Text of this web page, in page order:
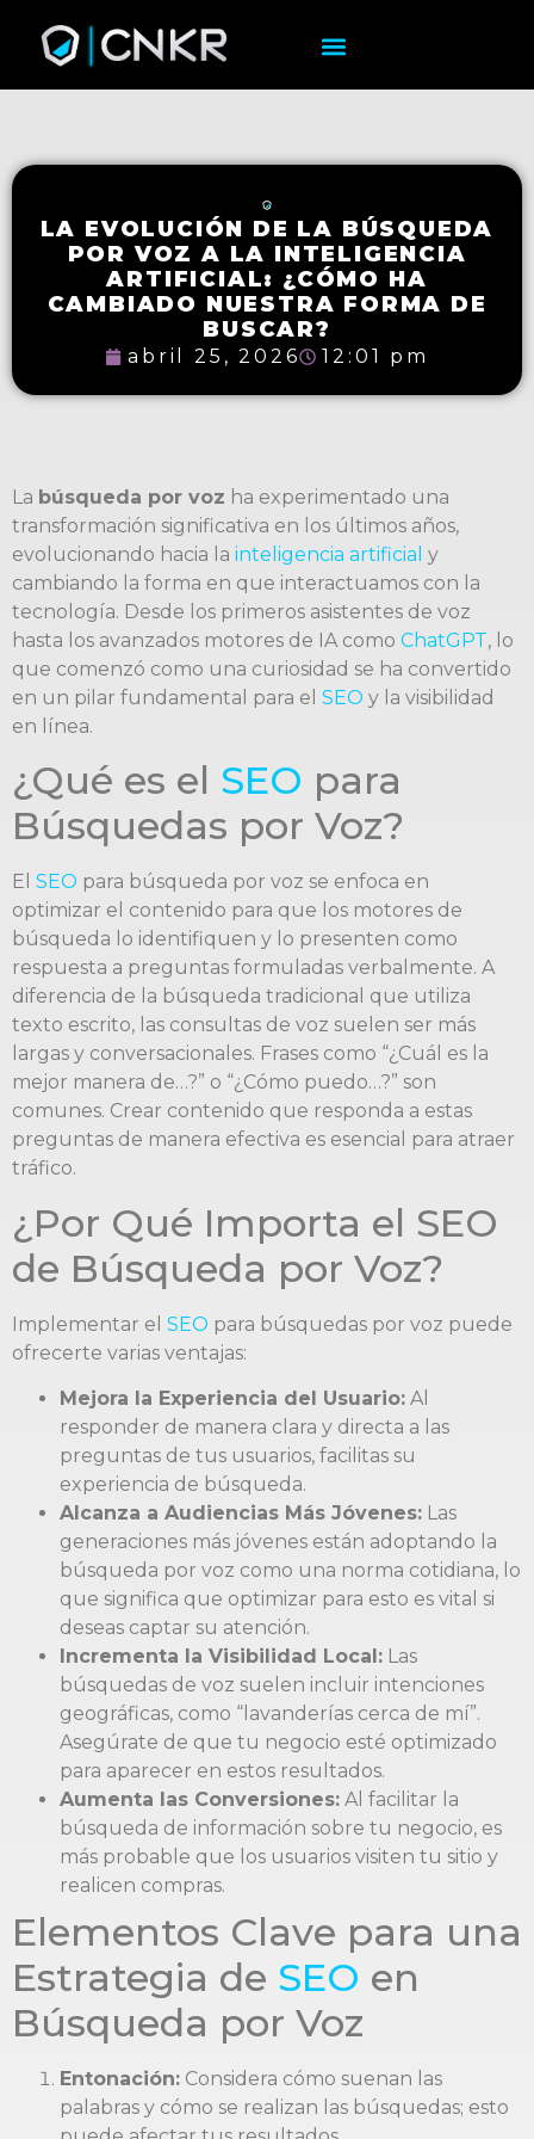
LA EVOLUCIÓN DE LA BÚSQUEDA
POR VOZ A LA INTELIGENCIA
ARTIFICIAL: ¿CÓMO HA
CAMBIADO NUESTRA FORMA DE
BUSCAR?
abril 25, 2026 12:01 pm
La búsqueda por voz ha experimentado una
transformación significativa en los últimos años,
evolucionando hacia la inteligencia artificial y
cambiando la forma en que interactuamos con la
tecnología. Desde los primeros asistentes de voz
hasta los avanzados motores de IA como ChatGPT, lo
que comenzó como una curiosidad se ha convertido
en un pilar fundamental para el SEO y la visibilidad
en línea.
¿Qué es el SEO para
Búsquedas por Voz?
El SEO para búsqueda por voz se enfoca en
optimizar el contenido para que los motores de
búsqueda lo identifiquen y lo presenten como
respuesta a preguntas formuladas verbalmente. A
diferencia de la búsqueda tradicional que utiliza
texto escrito, las consultas de voz suelen ser más
largas y conversacionales. Frases como “¿Cuál es la
mejor manera de…?” o “¿Cómo puedo…?” son
comunes. Crear contenido que responda a estas
preguntas de manera efectiva es esencial para atraer
tráfico.
¿Por Qué Importa el SEO
de Búsqueda por Voz?
Implementar el SEO para búsquedas por voz puede
ofrecerte varias ventajas:
Mejora la Experiencia del Usuario: Al
responder de manera clara y directa a las
preguntas de tus usuarios, facilitas su
experiencia de búsqueda.
Alcanza a Audiencias Más Jóvenes: Las
generaciones más jóvenes están adoptando la
búsqueda por voz como una norma cotidiana, lo
que significa que optimizar para esto es vital si
deseas captar su atención.
Incrementa la Visibilidad Local: Las
búsquedas de voz suelen incluir intenciones
geográficas, como “lavanderías cerca de mí”.
Asegúrate de que tu negocio esté optimizado
para aparecer en estos resultados.
Aumenta las Conversiones: Al facilitar la
búsqueda de información sobre tu negocio, es
más probable que los usuarios visiten tu sitio y
realicen compras.
Elementos Clave para una
Estrategia de SEO en
Búsqueda por Voz
Entonación: Considera cómo suenan las
palabras y cómo se realizan las búsquedas; esto